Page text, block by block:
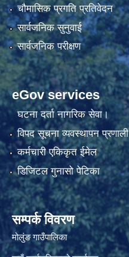
चौमासिक प्रगति प्रतिवेदन
सार्वजनिक सुनुवाई
सार्वजनिक परीक्षण
eGov services
घटना दर्ता नागरिक सेवा।
विपद सूचना व्यवस्थापन प्रणाली
कर्मचारी एकिकृत ईमेल
डिजिटल गुनासो पेटिका
सम्पर्क विवरण
मोलुंङ गाउँपालिका